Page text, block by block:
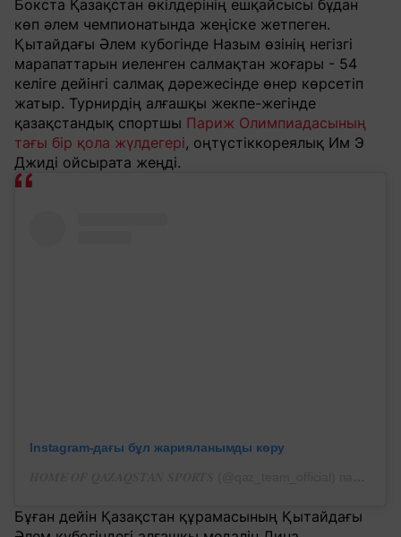
Бокста Қазақстан өкілдерінің ешқайсысы бұдан
көп әлем чемпионатында жеңіске жетпеген.
Қытайдағы Әлем кубогінде Назым өзінің негізгі
марапаттарын иеленген салмақтан жоғары - 54
келіге дейінгі салмақ дәрежесінде өнер көрсетіп
жатыр. Турнирдің алғашқы жекпе-жегінде
қазақстандық спортшы Париж Олимпиадасының
тағы бір қола жүлдегері, оңтүстіккореялық Им Э
Джиді ойсырата жеңді.
Instagram-дағы бұл жарияланымды көру
Бұған дейін Қазақстан құрамасының Қытайдағы